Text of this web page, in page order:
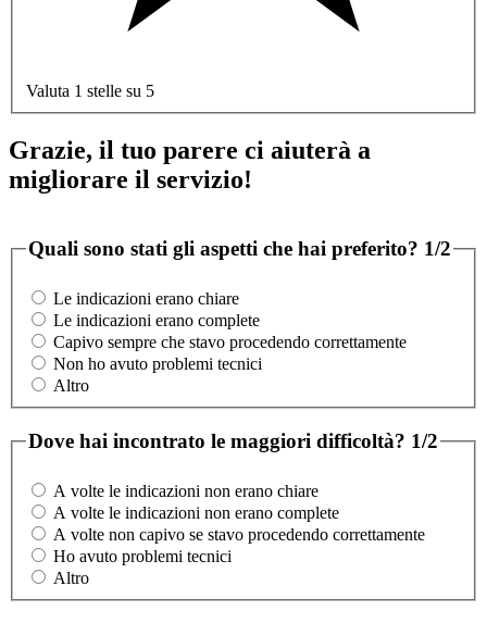
Valuta 1 stelle su 5
Grazie, il tuo parere ci aiuterà a
migliorare il servizio!
Quali sono stati gli aspetti che hai preferito? 1/2
Le indicazioni erano chiare
Le indicazioni erano complete
Capivo sempre che stavo procedendo correttamente
Non ho avuto problemi tecnici
Altro
Dove hai incontrato le maggiori difficoltà? 1/2
A volte le indicazioni non erano chiare
A volte le indicazioni non erano complete
A volte non capivo se stavo procedendo correttamente
Ho avuto problemi tecnici
Altro